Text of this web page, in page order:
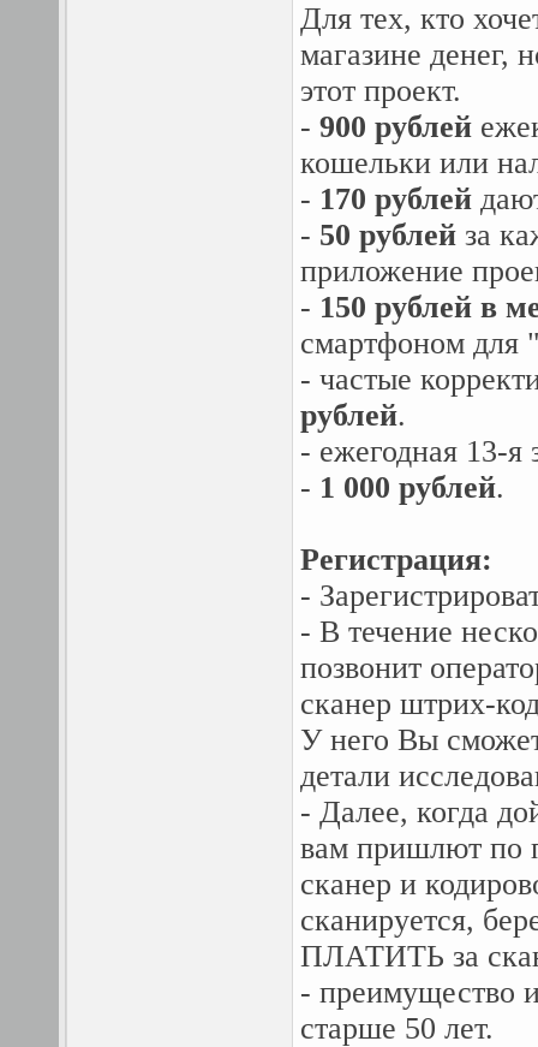
Для тех, кто
магазине денег,
этот проект.
- 900 рублей
кошельки или
- 170 рублей
- 50 рублей за
приложение
- 150 рублей в
смартфоном для
- частые
рублей.
- ежегодная 13-я
- 1 000 рублей.
Регистрация:
-
- В течение
позвонит
сканер штрих-
У него Вы
детали
- Далее, когда
вам пришлют по
сканер и
сканируется,
ПЛАТИТЬ за
- преимущество
старше 50 лет.